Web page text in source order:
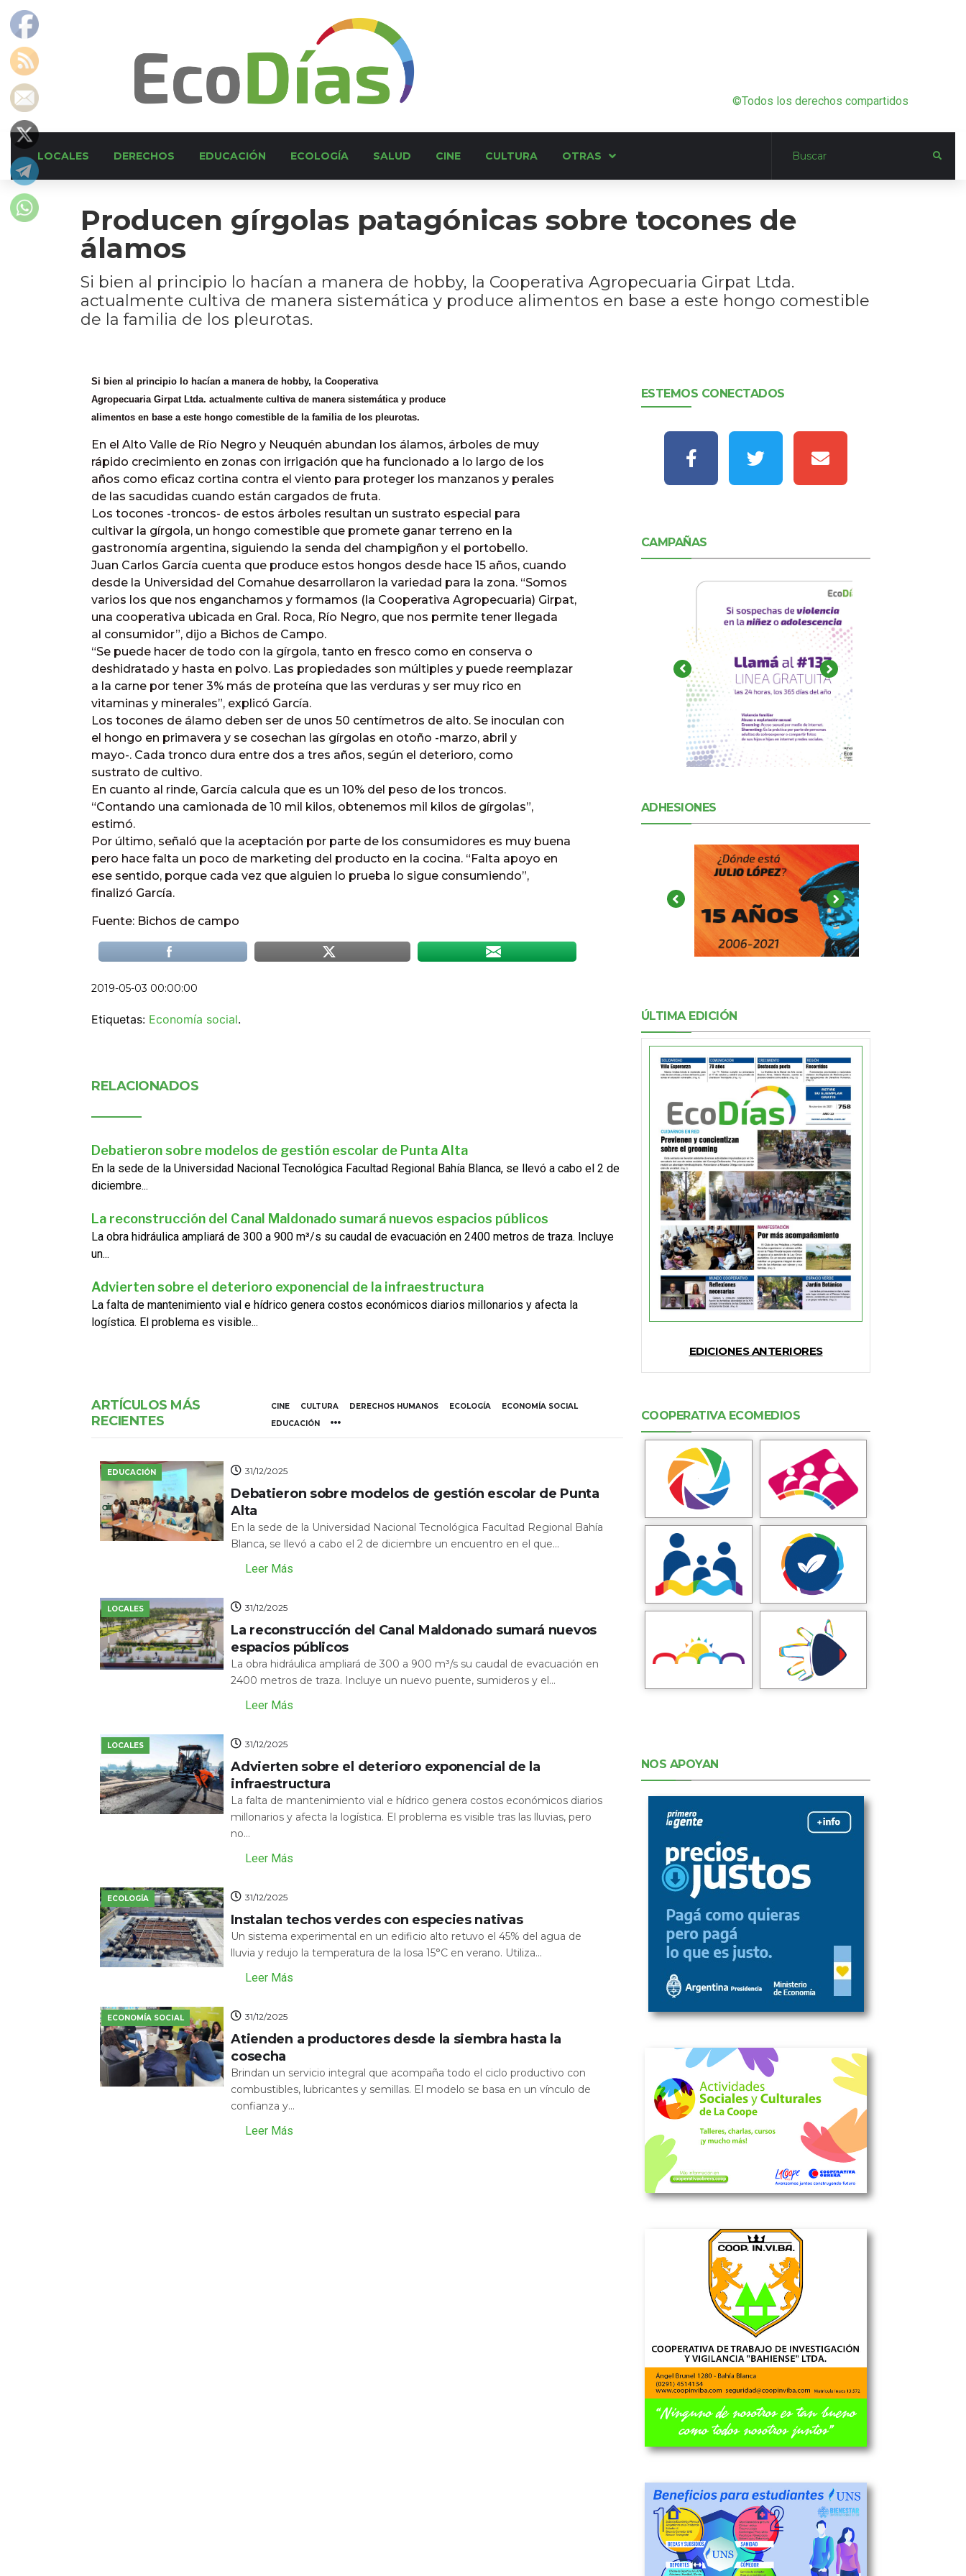
©Todos los derechos compartidos
LOCALES DERECHOS EDUCACIÓN ECOLOGÍA SALUD CINE CULTURA OTRAS
Producen gírgolas patagónicas sobre tocones de
álamos
Si bien al principio lo hacían a manera de hobby, la Cooperativa Agropecuaria Girpat Ltda.
actualmente cultiva de manera sistemática y produce alimentos en base a este hongo comestible
de la familia de los pleurotas.
Si bien al principio lo hacían a manera de hobby, la Cooperativa
Agropecuaria Girpat Ltda. actualmente cultiva de manera sistemática y produce
alimentos en base a este hongo comestible de la familia de los pleurotas.
En el Alto Valle de Río Negro y Neuquén abundan los álamos, árboles de muy
rápido crecimiento en zonas con irrigación que ha funcionado a lo largo de los
años como eficaz cortina contra el viento para proteger los manzanos y perales
de las sacudidas cuando están cargados de fruta.
Los tocones -troncos- de estos árboles resultan un sustrato especial para
cultivar la gírgola, un hongo comestible que promete ganar terreno en la
gastronomía argentina, siguiendo la senda del champigñon y el portobello.
Juan Carlos García cuenta que produce estos hongos desde hace 15 años, cuando
desde la Universidad del Comahue desarrollaron la variedad para la zona. “Somos
varios los que nos enganchamos y formamos (la Cooperativa Agropecuaria) Girpat,
una cooperativa ubicada en Gral. Roca, Río Negro, que nos permite tener llegada
al consumidor”, dijo a Bichos de Campo.
“Se puede hacer de todo con la gírgola, tanto en fresco como en conserva o
deshidratado y hasta en polvo. Las propiedades son múltiples y puede reemplazar
a la carne por tener 3% más de proteína que las verduras y ser muy rico en
vitaminas y minerales”, explicó García.
Los tocones de álamo deben ser de unos 50 centímetros de alto. Se inoculan con
el hongo en primavera y se cosechan las gírgolas en otoño -marzo, abril y
mayo-. Cada tronco dura entre dos a tres años, según el deterioro, como
sustrato de cultivo.
En cuanto al rinde, García calcula que es un 10% del peso de los troncos.
“Contando una camionada de 10 mil kilos, obtenemos mil kilos de gírgolas”,
estimó.
Por último, señaló que la aceptación por parte de los consumidores es muy buena
pero hace falta un poco de marketing del producto en la cocina. “Falta apoyo en
ese sentido, porque cada vez que alguien lo prueba lo sigue consumiendo”,
finalizó García.
Fuente: Bichos de campo
2019-05-03 00:00:00
Etiquetas: Economía social.
RELACIONADOS
Debatieron sobre modelos de gestión escolar de Punta Alta
En la sede de la Universidad Nacional Tecnológica Facultad Regional Bahía Blanca, se llevó a cabo el 2 de
diciembre...
La reconstrucción del Canal Maldonado sumará nuevos espacios públicos
La obra hidráulica ampliará de 300 a 900 m³/s su caudal de evacuación en 2400 metros de traza. Incluye
un...
Advierten sobre el deterioro exponencial de la infraestructura
La falta de mantenimiento vial e hídrico genera costos económicos diarios millonarios y afecta la
logística. El problema es visible...
ARTÍCULOS MÁS
RECIENTES
CINE CULTURA DERECHOS HUMANOS ECOLOGÍA
ECONOMÍA SOCIAL
EDUCACIÓN
EDUCACIÓN 31/12/2025
Debatieron sobre modelos de gestión escolar de Punta
Alta
En la sede de la Universidad Nacional Tecnológica Facultad Regional Bahía
Blanca, se llevó a cabo el 2 de diciembre un encuentro en el que...
Leer Más
LOCALES 31/12/2025
La reconstrucción del Canal Maldonado sumará nuevos
espacios públicos
La obra hidráulica ampliará de 300 a 900 m³/s su caudal de evacuación en
2400 metros de traza. Incluye un nuevo puente, sumideros y el...
Leer Más
LOCALES 31/12/2025
Advierten sobre el deterioro exponencial de la
infraestructura
La falta de mantenimiento vial e hídrico genera costos económicos diarios
millonarios y afecta la logística. El problema es visible tras las lluvias, pero
no...
Leer Más
ECOLOGÍA 31/12/2025
Instalan techos verdes con especies nativas
Un sistema experimental en un edificio alto retuvo el 45% del agua de
lluvia y redujo la temperatura de la losa 15°C en verano. Utiliza...
Leer Más
ECONOMÍA SOCIAL 31/12/2025
Atienden a productores desde la siembra hasta la
cosecha
Brindan un servicio integral que acompaña todo el ciclo productivo con
combustibles, lubricantes y semillas. El modelo se basa en un vínculo de
confianza y...
Leer Más
ESTEMOS CONECTADOS
CAMPAÑAS
ADHESIONES
ÚLTIMA EDICIÓN
EDICIONES ANTERIORES
COOPERATIVA ECOMEDIOS
NOS APOYAN